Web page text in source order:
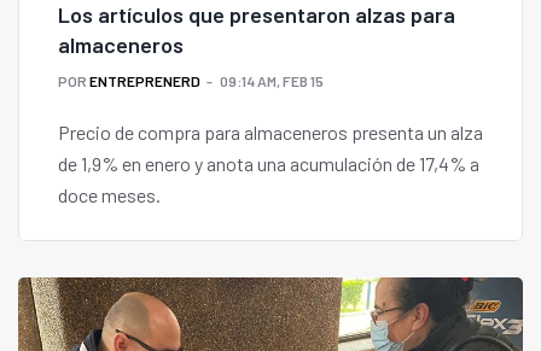
Los artículos que presentaron alzas para
almaceneros
POR ENTREPRENERD 09:14 AM, FEB 15
Precio de compra para almaceneros presenta un alza
de 1,9% en enero y anota una acumulación de 17,4% a
doce meses.